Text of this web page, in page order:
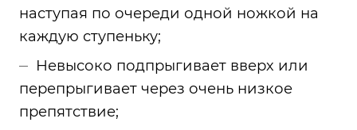
наступая по очереди одной ножкой на
каждую ступеньку;
Невысоко подпрыгивает вверх или
перепрыгивает через очень низкое
препятствие;